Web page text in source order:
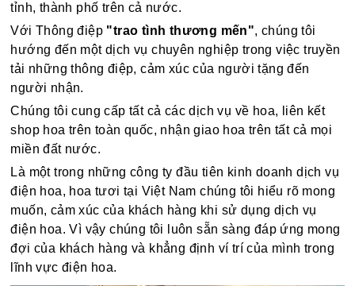
tỉnh, thành phố trên cả nước.
Với Thông điệp "trao tình thương mến", chúng tôi
hướng đến một dịch vụ chuyên nghiệp trong việc truyền
tải những thông điệp, cảm xúc của người tặng đến
người nhận.
Chúng tôi cung cấp tất cả các dịch vụ về hoa, liên kết
shop hoa trên toàn quốc, nhận giao hoa trên tất cả mọi
miền đất nước.
Là một trong những công ty đầu tiên kinh doanh dịch vụ
điện hoa, hoa tươi tại Việt Nam chúng tôi hiểu rõ mong
muốn, cảm xúc của khách hàng khi sử dụng dịch vụ
điện hoa. Vì vậy chúng tôi luôn sẵn sàng đáp ứng mong
đợi của khách hàng và khẳng định ví trí của mình trong
lĩnh vực điện hoa.